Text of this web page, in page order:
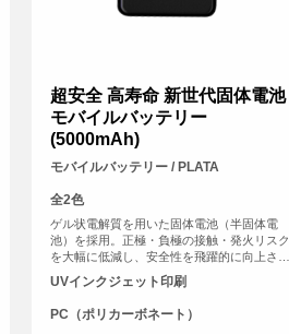
超安全 高寿命 新世代固体電池
モバイルバッテリー
(5000mAh)
モバイルバッテリー / PLATA
全2色
ゲル状電解質を用いた固体電池（半固体電
池）を採用。正極・負極の接触・発火リスク
を大幅に低減し、安全性を飛躍的に向上させ
たモバイルバッテリーです。 <br> ■長寿命
設計で経済的(約1000回充放電サイクルに対
応)。<br> ■動作温度域が-10℃～60℃と広
く、暑さにも寒さにも強い。<br> ■持ち運び
UVインクジェット印刷
PC（ポリカーボネート）